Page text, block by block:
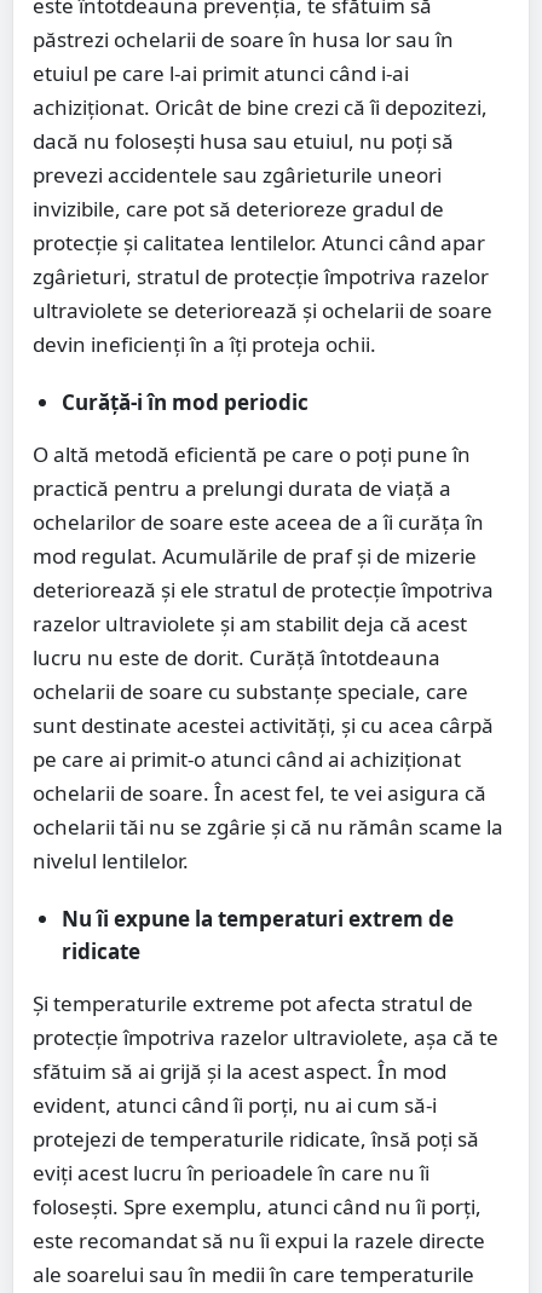
este întotdeauna prevenția, te sfătuim să
păstrezi ochelarii de soare în husa lor sau în
etuiul pe care l-ai primit atunci când i-ai
achiziționat. Oricât de bine crezi că îi depozitezi,
dacă nu folosești husa sau etuiul, nu poți să
prevezi accidentele sau zgârieturile uneori
invizibile, care pot să deterioreze gradul de
protecție și calitatea lentilelor. Atunci când apar
zgârieturi, stratul de protecție împotriva razelor
ultraviolete se deteriorează și ochelarii de soare
devin ineficienți în a îți proteja ochii.
Curăță-i în mod periodic
O altă metodă eficientă pe care o poți pune în
practică pentru a prelungi durata de viață a
ochelarilor de soare este aceea de a îi curăța în
mod regulat. Acumulările de praf și de mizerie
deteriorează și ele stratul de protecție împotriva
razelor ultraviolete și am stabilit deja că acest
lucru nu este de dorit. Curăță întotdeauna
ochelarii de soare cu substanțe speciale, care
sunt destinate acestei activități, și cu acea cârpă
pe care ai primit-o atunci când ai achiziționat
ochelarii de soare. În acest fel, te vei asigura că
ochelarii tăi nu se zgârie și că nu rămân scame la
nivelul lentilelor.
Nu îi expune la temperaturi extrem de
ridicate
Și temperaturile extreme pot afecta stratul de
protecție împotriva razelor ultraviolete, așa că te
sfătuim să ai grijă și la acest aspect. În mod
evident, atunci când îi porți, nu ai cum să-i
protejezi de temperaturile ridicate, însă poți să
eviți acest lucru în perioadele în care nu îi
folosești. Spre exemplu, atunci când nu îi porți,
este recomandat să nu îi expui la razele directe
ale soarelui sau în medii în care temperaturile